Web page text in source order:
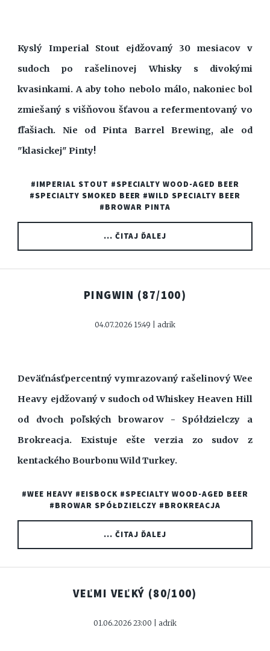
Kyslý Imperial Stout ejdžovaný 30 mesiacov v
sudoch po rašelinovej Whisky s divokými
kvasinkami. A aby toho nebolo málo, nakoniec bol
zmiešaný s višňovou šťavou a refermentovaný vo
fľašiach. Nie od Pinta Barrel Brewing, ale od
"klasickej" Pinty!
#IMPERIAL STOUT #SPECIALTY WOOD-AGED BEER
#SPECIALTY SMOKED BEER #WILD SPECIALTY BEER
#BROWAR PINTA
... ČITAJ ĎALEJ
PINGWIN (87/100)
04.07.2026 15:49 | adrik
Deväťnásťpercentný vymrazovaný rašelinový Wee
Heavy ejdžovaný v sudoch od Whiskey Heaven Hill
od dvoch poľských browarov - Spółdzielczy a
Brokreacja. Existuje ešte verzia zo sudov z
kentackého Bourbonu Wild Turkey.
#WEE HEAVY #EISBOCK #SPECIALTY WOOD-AGED BEER
#BROWAR SPÓŁDZIELCZY #BROKREACJA
... ČITAJ ĎALEJ
VEĽMI VEĽKÝ (80/100)
01.06.2026 23:00 | adrik